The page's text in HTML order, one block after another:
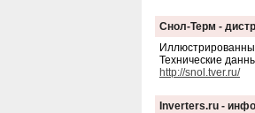
Снол-Терм -
Технические
http://snol.tver.ru/
Inverters.ru -